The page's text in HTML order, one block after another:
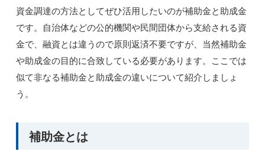
資金調達の方法としてぜひ活用したいのが補助金と助成金
です。自治体などの公的機関や民間団体から支給される資
金で、融資とは違うので原則返済不要ですが、当然補助金
や助成金の目的に合致している必要があります。ここでは
似て非なる補助金と助成金の違いについて紹介しましょ
う。
補助金とは